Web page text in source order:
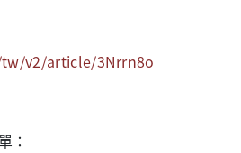
v2/article/3Nrrn8o
：